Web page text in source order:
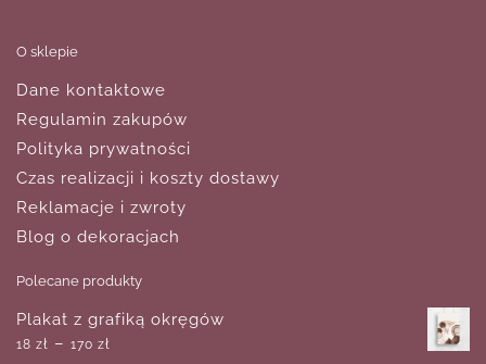
O sklepie
Dane kontaktowe
Regulamin zakupów
Polityka prywatności
Czas realizacji i koszty dostawy
Reklamacje i zwroty
Blog o dekoracjach
Polecane produkty
Plakat z grafiką okręgów
18 zł – 170 zł